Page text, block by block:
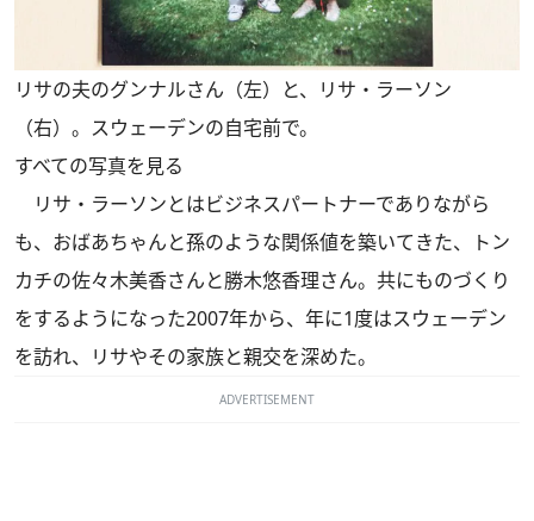
リサの夫のグンナルさん（左）と、リサ・ラーソン
（右）。スウェーデンの自宅前で。
すべての写真を見る
リサ・ラーソンとはビジネスパートナーでありながら
も、おばあちゃんと孫のような関係値を築いてきた、トン
カチの佐々木美香さんと勝木悠香理さん。共にものづくり
をするようになった2007年から、年に1度はスウェーデン
を訪れ、リサやその家族と親交を深めた。
ADVERTISEMENT